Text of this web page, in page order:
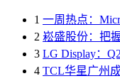
1 一周热点：
2 崧盛股份：把
3 LG Display：
4 TCL华星广州